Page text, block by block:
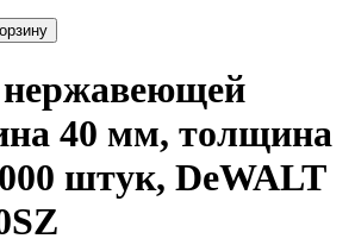
нержавеющей
40 мм, толщина
штук, DeWALT